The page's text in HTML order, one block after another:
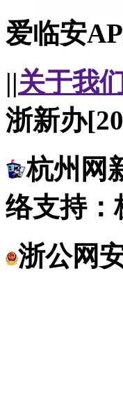
爱临安
||关于我们
浙新办
杭州网
络支持：
浙公网